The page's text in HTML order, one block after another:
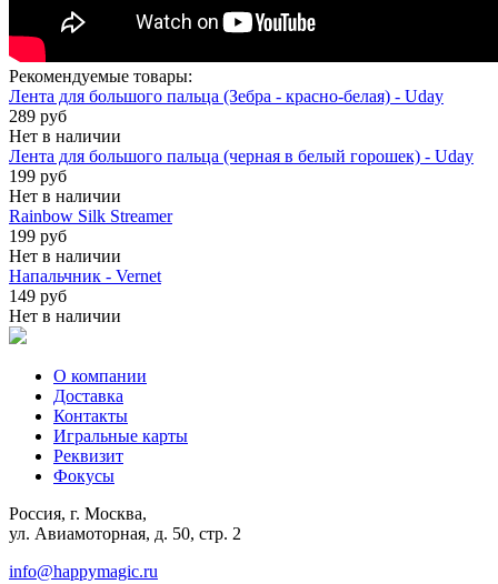
Рекомендуемые товары:
Лента для большого пальца (Зебра - красно-белая) - Uday
289 руб
Нет в наличии
Лента для большого пальца (черная в белый горошек) - Uday
199 руб
Нет в наличии
Rainbow Silk Streamer
199 руб
Нет в наличии
Напальчник - Vernet
149 руб
Нет в наличии
О компании
Доставка
Контакты
Игральные карты
Реквизит
Фокусы
Россия, г. Москва,
ул. Авиамоторная, д. 50, стр. 2
info@happymagic.ru